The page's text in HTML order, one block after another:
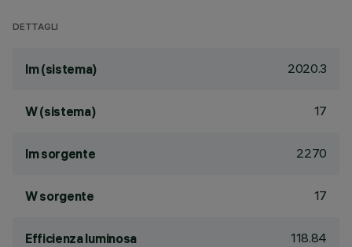
DETTAGLI
lm (sistema) 2020.3
W (sistema) 17
lm sorgente 2270
W sorgente 17
Efficienza luminosa
118.84